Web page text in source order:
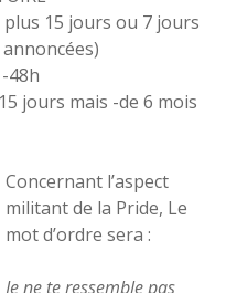
plus 15 jours ou 7 jours
48h
jours mais -de 6 mois
Concernant l’aspect
militant de la Pride, Le
mot d’ordre sera :
Je ne te ressemble pas